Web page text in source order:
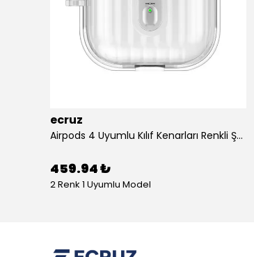
ecruz
Airpods 4 Uyumlu Kılıf Kenarları Renkli Şeffaf Dilimli Silikon Ecruz Airbag 40 Uyumlu Kılıf
459.94 ₺
2 Renk 1 Uyumlu Model